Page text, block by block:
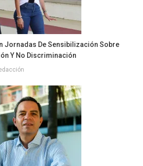
Jornadas De Sensibilización Sobre
Y No Discriminación